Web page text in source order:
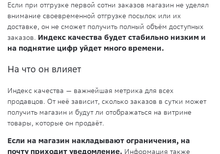
Если при отгрузке первой сотни заказов магазин не уделял
внимание своевременной отгрузке посылок или их
доставке, он не сможет получить полный объём доступных
заказов. Индекс качества будет стабильно низким и
на поднятие цифр уйдет много времени.
На что он влияет
Индекс качества — важнейшая метрика для всех
продавцов. От неё зависит, сколько заказов в сутки может
получить магазин и будут ли отображаться на витрине
товары, которые он продаёт.
Если на магазин накладывают ограничения, на
почту приходит уведомление. Информация также